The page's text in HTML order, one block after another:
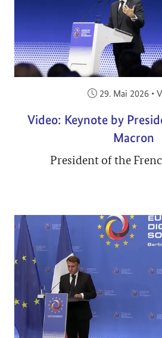
Veröffentlicht
29. Mai 2026 •
Video: Keynote by
Macron
President of the